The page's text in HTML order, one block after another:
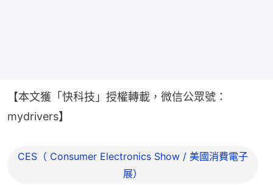
【本文獲「快科技」授權轉載，微信公眾號：
mydrivers】
CES（ Consumer Electronics Show / 美國消費電子
展）